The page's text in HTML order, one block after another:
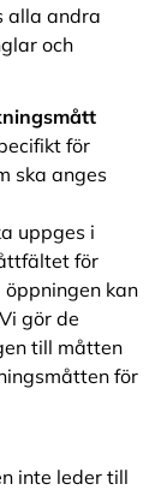
alla andra
och
för
ska anges
uppges i
för
kan
gör de
till måtten
för
inte leder till